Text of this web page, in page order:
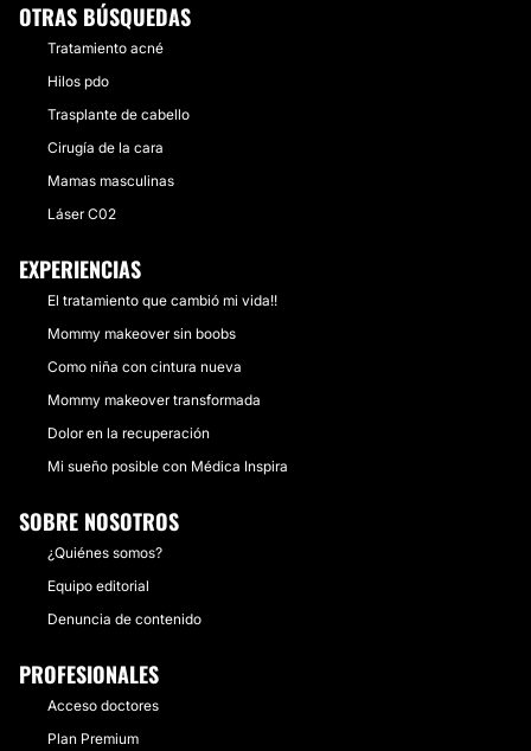
OTRAS BÚSQUEDAS
Tratamiento acné
Hilos pdo
Trasplante de cabello
Cirugía de la cara
Mamas masculinas
Láser C02
EXPERIENCIAS
El tratamiento que cambió mi vida!!
Mommy makeover sin boobs
Como niña con cintura nueva
Mommy makeover transformada
Dolor en la recuperación
Mi sueño posible con Médica Inspira
SOBRE NOSOTROS
¿Quiénes somos?
Equipo editorial
Denuncia de contenido
PROFESIONALES
Acceso doctores
Plan Premium